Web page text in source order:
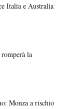
Italia e Australia
la
Monza a rischio